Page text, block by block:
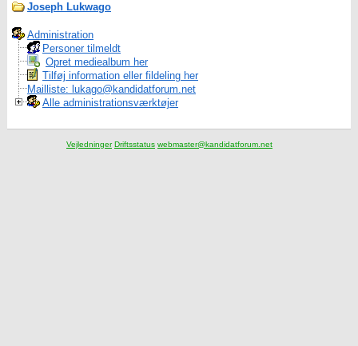
Joseph Lukwago
Administration
Personer tilmeldt
Opret mediealbum her
Tilføj information eller fildeling her
Mailliste: lukago@kandidatforum.net
Alle administrationsværktøjer
Vejledninger Driftsstatus webmaster@kandidatforum.net